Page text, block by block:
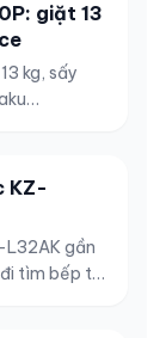
giặt 13
kg, sấy
KZ-
L32AK gần
tìm bếp từ